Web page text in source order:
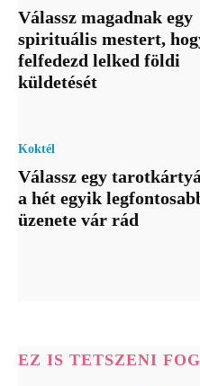
Válassz magadnak egy
spirituális mestert,
felfedezd lelked földi
küldetését
Koktél
Válassz egy
a hét egyik
üzenete vár rád
EZ IS TETSZENI FOG